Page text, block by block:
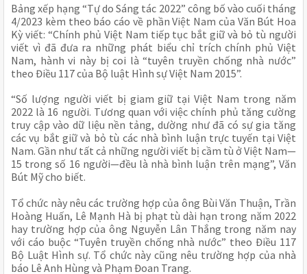
Bảng xếp hạng “Tự do Sáng tác 2022” công bố vào cuối tháng
4/2023 kèm theo báo cáo về phần Việt Nam của Văn Bút Hoa
Kỳ viết: “Chính phủ Việt Nam tiếp tục bắt giữ và bỏ tù người
viết vì đã đưa ra những phát biểu chỉ trích chính phủ Việt
Nam, hành vi này bị coi là “tuyên truyền chống nhà nước”
theo Điều 117 của Bộ luật Hình sự Việt Nam 2015”.
“Số lượng người viết bị giam giữ tại Việt Nam trong năm
2022 là 16 người. Tương quan với việc chính phủ tăng cường
truy cập vào dữ liệu nền tảng, dường như đã có sự gia tăng
các vụ bắt giữ và bỏ tù các nhà bình luận trực tuyến tại Việt
Nam. Gần như tất cả những người viết bị cầm tù ở Việt Nam—
15 trong số 16 người—đều là nhà bình luận trên mạng”, Văn
Bút Mỹ cho biết.
Tổ chức này nêu các trường hợp của ông Bùi Văn Thuận, Trần
Hoàng Huấn, Lê Mạnh Hà bị phạt tù dài hạn trong năm 2022
hay trường hợp của ông Nguyễn Lân Thắng trong năm nay
với cáo buộc “Tuyên truyền chống nhà nước” theo Điều 117
Bộ Luật Hình sự. Tổ chức này cũng nêu trường hợp của nhà
báo Lê Anh Hùng và Phạm Đoan Trang.